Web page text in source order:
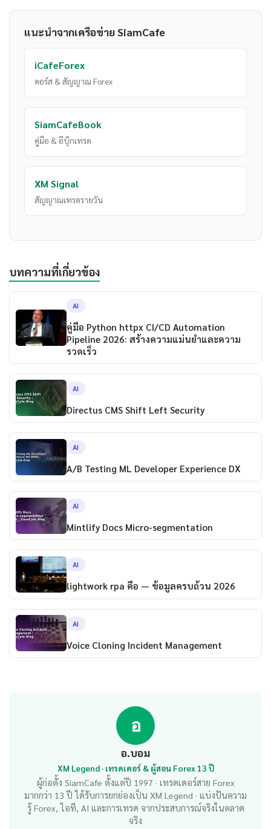
แนะนำจากเครือข่าย SiamCafe
iCafeForex
คอร์ส & สัญญาณ Forex
SiamCafeBook
คู่มือ & อีบุ๊กเทรด
XM Signal
สัญญาณเทรดรายวัน
บทความที่เกี่ยวข้อง
AI
คู่มือ Python httpx CI/CD Automation
Pipeline 2026: สร้างความแม่นยำและความ
รวดเร็ว
AI
Directus CMS Shift Left Security
AI
A/B Testing ML Developer Experience DX
AI
Mintlify Docs Micro-segmentation
AI
lightwork rpa คือ — ข้อมูลครบถ้วน 2026
AI
Voice Cloning Incident Management
อ
อ.บอม
XM Legend · เทรดเดอร์ & ผู้สอน Forex 13 ปี
ผู้ก่อตั้ง SiamCafe ตั้งแต่ปี 1997 · เทรดเดอร์สาย Forex
มากกว่า 13 ปี ได้รับการยกย่องเป็น XM Legend · แบ่งปันความ
รู้ Forex, ไอที, AI และการเทรด จากประสบการณ์จริงในตลาด
จริง